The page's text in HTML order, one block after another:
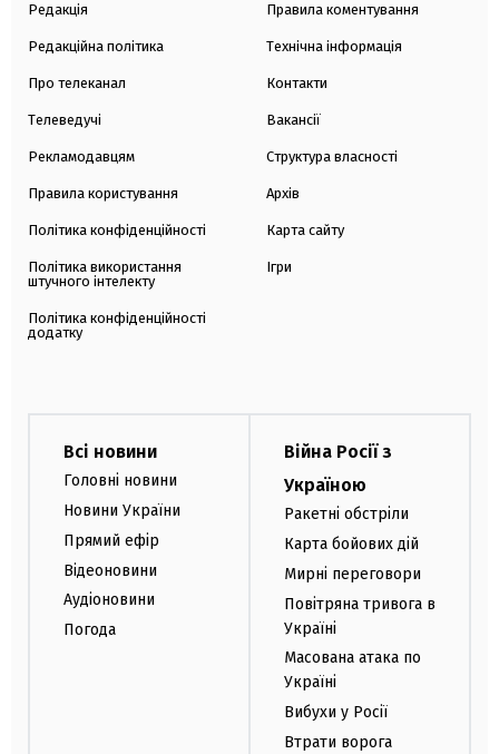
Редакція
Редакційна політика
Про телеканал
Телеведучі
Рекламодавцям
Правила користування
Політика конфіденційності
Політика використання
штучного інтелекту
Політика конфіденційності
додатку
Правила коментування
Технічна інформація
Контакти
Вакансії
Структура власності
Архів
Карта сайту
Ігри
Всі новини
Головні новини
Новини України
Прямий ефір
Відеоновини
Аудіоновини
Погода
Війна Росії з
Україною
Ракетні обстріли
Карта бойових дій
Мирні переговори
Повітряна тривога в
Україні
Масована атака по
Україні
Вибухи у Росії
Втрати ворога